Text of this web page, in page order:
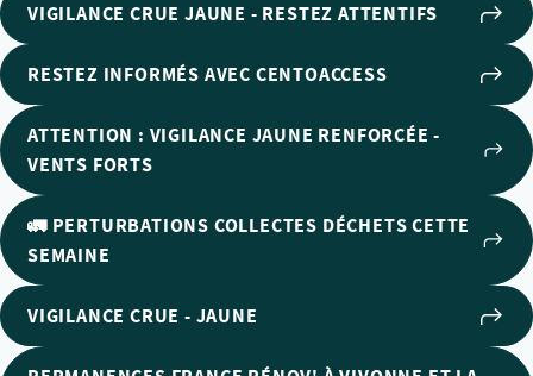
VIGILANCE CRUE JAUNE - RESTEZ ATTENTIFS
RESTEZ INFORMÉS AVEC CENTOACCESS
ATTENTION : VIGILANCE JAUNE RENFORCÉE -
VENTS FORTS
🚛 PERTURBATIONS COLLECTES DÉCHETS CETTE
SEMAINE
VIGILANCE CRUE - JAUNE